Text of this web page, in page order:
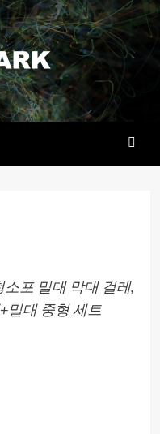
포 밀대 막대 걸레,
밀대 중형 세트